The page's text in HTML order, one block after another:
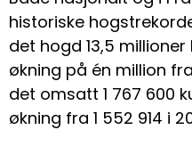
historiske
det hogd 13,5
økning på én million
det omsatt 1 767 600
økning fra 1 552 914 i